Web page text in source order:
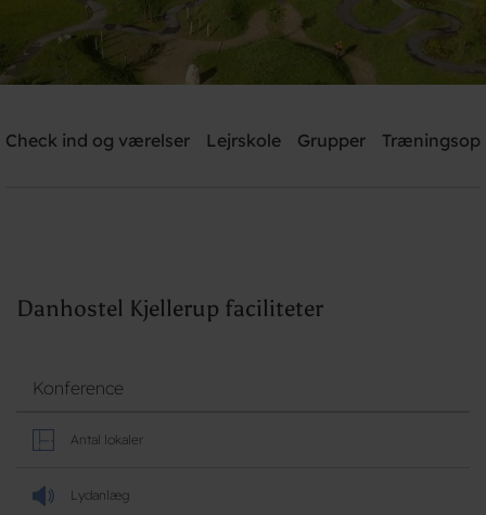
Brug for hjælp? Ring +45 8686 9915 - Tast 2
Check ind og værelser Lejrskole Grupper
Danhostel Kjellerup faciliteter
Konference
Antal lokaler
Lydanlæg